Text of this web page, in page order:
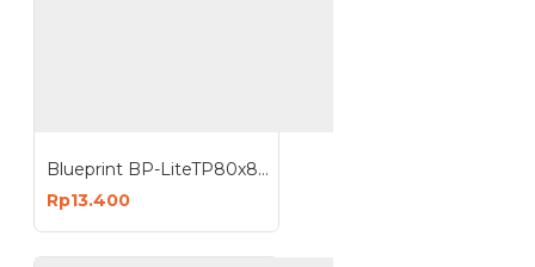
Blueprint BP-LiteTP80x80 Lite Thermal Paper Roll 80x80mm Kertas Struk
Rp13.400